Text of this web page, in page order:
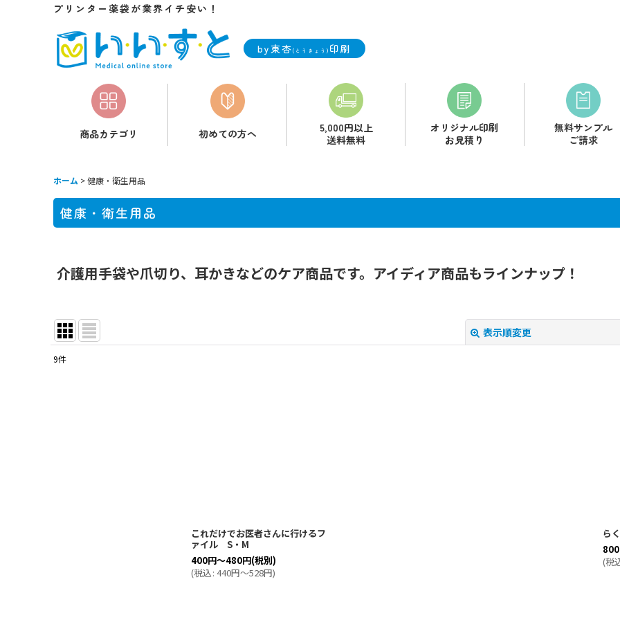
プリンター薬袋が業界イチ安い！
by東杏 (とうきょう) 印刷
商品カテゴリ 初めての方へ
5,000円以上
送料無料
オリジナル印刷
お見積り
無料サンプル
ご請求
ホーム >健康・衛生用品
健康・衛生用品
介護用手袋や爪切り、耳かきなどのケア商品です。アイディア商品もラインナップ！
表示順変更
9件
これだけでお医者さんに行けるフ
ァイル S・M
400円～480円(税別)
(税込: 440円～528円)
ら
800
(税